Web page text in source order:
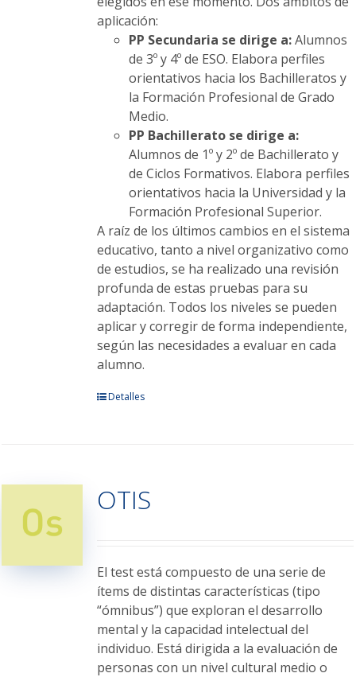
aplicación:
PP Secundaria se dirige a:Alumnos
de 3º y 4º de ESO. Elabora perfiles
orientativos hacia los Bachilleratos y
la Formación Profesional de Grado
Medio.
PP Bachillerato se dirige a:
Alumnos de 1º y 2º de Bachillerato y
de Ciclos Formativos. Elabora perfiles
orientativos hacia la Universidad y la
Formación Profesional Superior.
A raíz de los últimos cambios en el sistema
educativo, tanto a nivel organizativo como
de estudios, se ha realizado una revisión
profunda de estas pruebas para su
adaptación. Todos los niveles se pueden
aplicar y corregir de forma independiente,
según las necesidades a evaluar en cada
alumno.
Este
Las
opciones
elegir
en
la
página
de
producto
Detalles
OTIS
El test está compuesto de una serie de
ítems de distintas características (tipo
“ómnibus”) que exploran el desarrollo
mental y la capacidad intelectual del
individuo. Está dirigida a la evaluación de
personas con un nivel cultural medio o